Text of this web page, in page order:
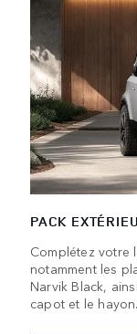
PACK
Complétez votre
notamment les
Narvik Black,
capot et le hayon.